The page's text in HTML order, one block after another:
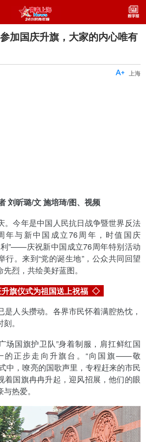
加国庆升旗，大家的内心唯有
上海

刘昕璐/文 施培琦/图、视频
。今年是中国人民抗日战争暨世界反法
年与新中国成立76周年，时值国庆
”——庆祝新中国成立76周年特别活动
行。来到“党的诞生地”，公众共同回望
烈，共绘美好蓝图。
旗仪式为祖国送上祝福 ◇
是人头攒动。各界市民怀着满腔热忱，
。
场国旗护卫队”身着制服，肩扛鲜红国
的正步走向升旗台。“向国旗——敬
中，嘹亮的国歌声里，专程赶来的市民
着国旗冉冉升起，迎风招展，他们的眼
热爱。